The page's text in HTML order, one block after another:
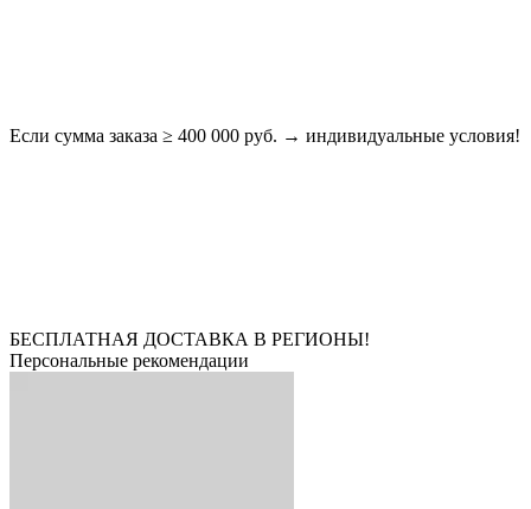
Если сумма заказа ≥ 400 000 руб. → индивидуальные условия!
БЕСПЛАТНАЯ ДОСТАВКА В РЕГИОНЫ!
Персональные рекомендации